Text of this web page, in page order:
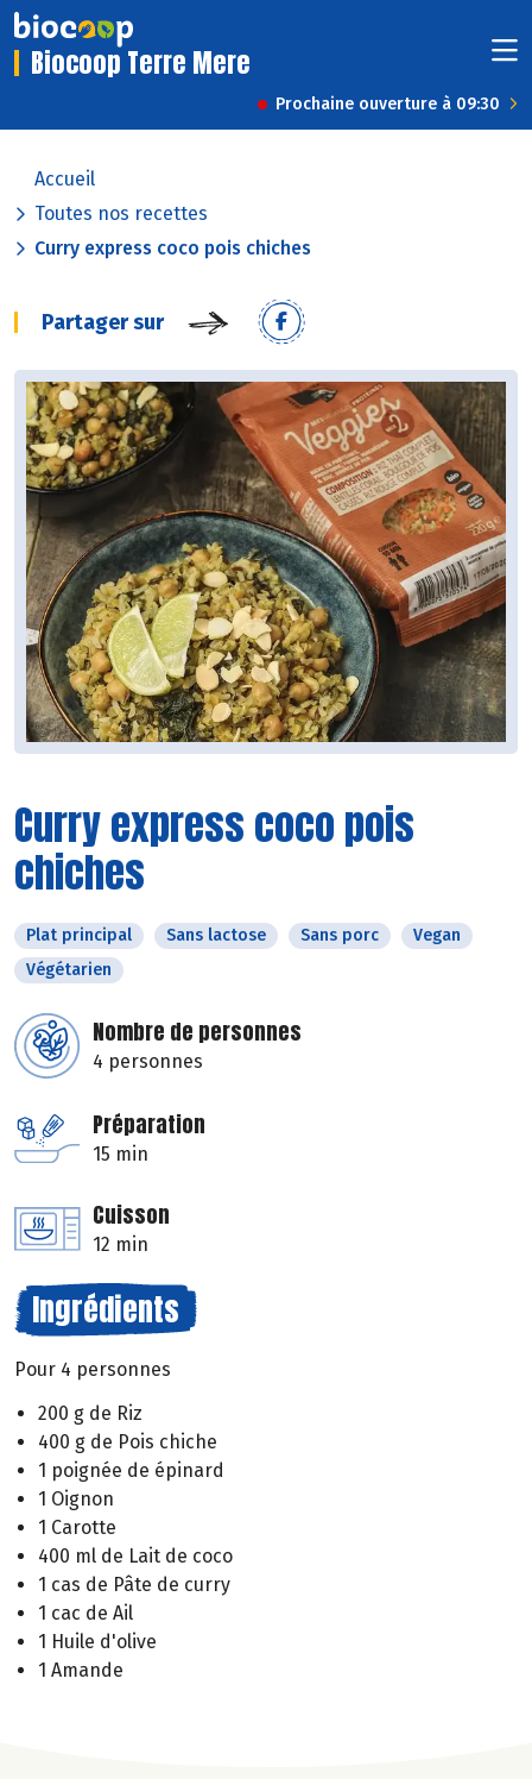
Biocoop Terre Mere
Prochaine ouverture à 09:30
Accueil
Toutes nos recettes
Curry express coco pois chiches
Partager sur
Curry express coco pois
chiches
Plat principal Sans lactose Sans porc
Vegan
Végétarien
Nombre de personnes
4 personnes
Préparation
15 min
Cuisson
12 min
Ingrédients
Pour 4 personnes
200 g de Riz
400 g de Pois chiche
1 poignée de épinard
1 Oignon
1 Carotte
400 ml de Lait de coco
1 cas de Pâte de curry
1 cac de Ail
1 Huile d'olive
1 Amande